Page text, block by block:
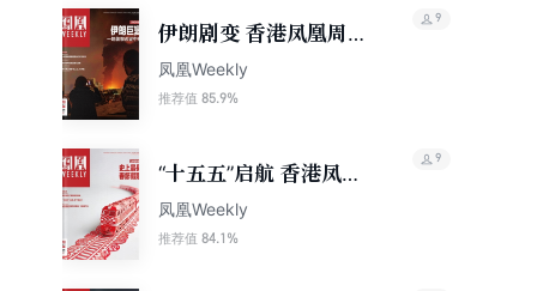
伊朗剧变 香港凤凰周刊
2026年第10期
凤凰Weekly
推荐值 85.9%
9
“十五五”启航 香港凤凰
周刊2026年第7期
凤凰Weekly
推荐值 84.1%
9